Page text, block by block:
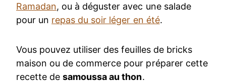
Ramadan, ou à déguster avec une salade
pour un repas du soir léger en été.
Vous pouvez utiliser des feuilles de bricks
maison ou de commerce pour préparer cette
recette desamoussa au thon.